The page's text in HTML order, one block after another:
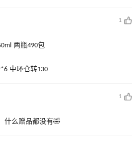
1
两瓶490包
中环仓转130
1
什么赠品都没有🤣